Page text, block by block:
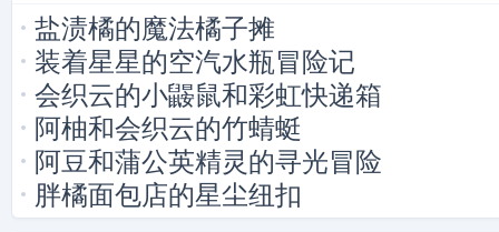
盐渍橘的魔法橘子摊
装着星星的空汽水瓶冒险记
会织云的小鼹鼠和彩虹快递箱
阿柚和会织云的竹蜻蜓
阿豆和蒲公英精灵的寻光冒险
胖橘面包店的星尘纽扣